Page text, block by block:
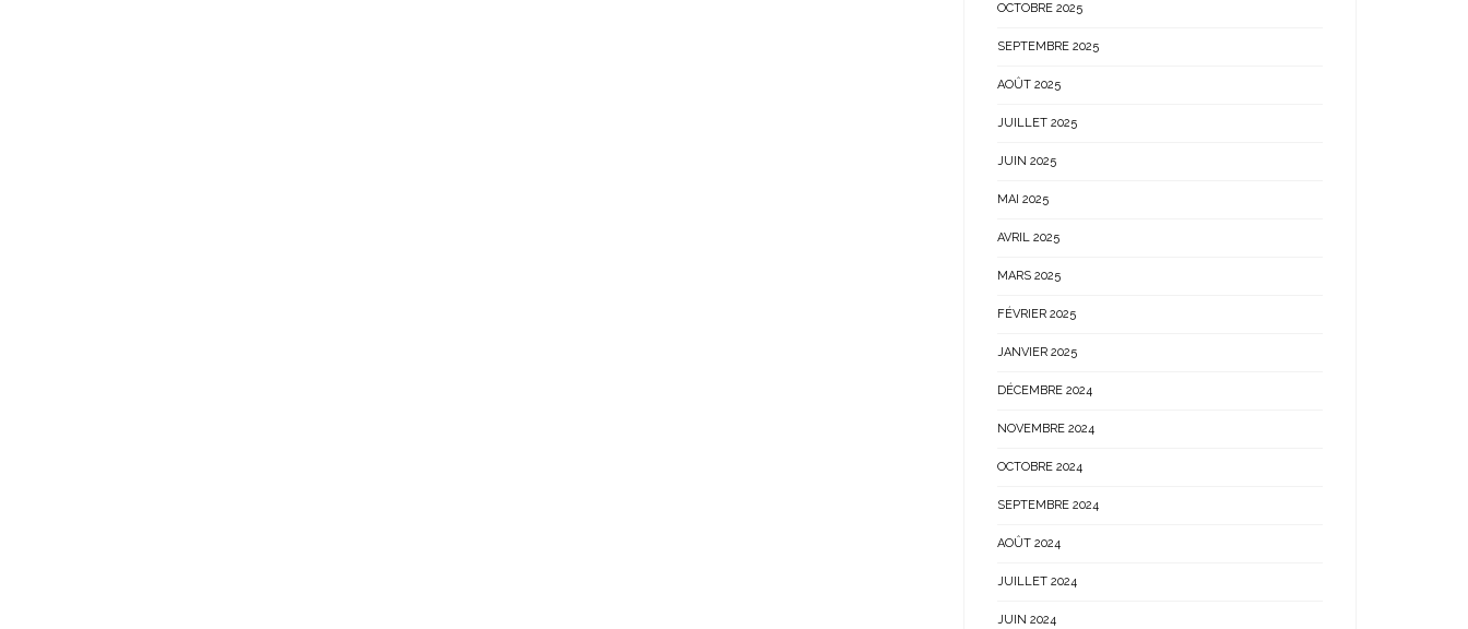
OCTOBRE 2025
SEPTEMBRE 2025
AOÛT 2025
JUILLET 2025
JUIN 2025
MAI 2025
AVRIL 2025
MARS 2025
FÉVRIER 2025
JANVIER 2025
DÉCEMBRE 2024
NOVEMBRE 2024
OCTOBRE 2024
SEPTEMBRE 2024
AOÛT 2024
JUILLET 2024
JUIN 2024